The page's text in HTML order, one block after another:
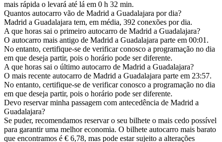
mais rápida o levará até lá em 0 h 32 min.
Quantos autocarro vão de Madrid a Guadalajara por dia?
Madrid a Guadalajara tem, em média, 392 conexões por dia.
A que horas sai o primeiro autocarro de Madrid a Guadalajara?
O autocarro mais antigo de Madrid a Guadalajara parte em 00:01.
No entanto, certifique-se de verificar conosco a programação no dia
em que deseja partir, pois o horário pode ser diferente.
A que horas sai o último autocarro de Madrid a Guadalajara?
O mais recente autocarro de Madrid a Guadalajara parte em 23:57.
No entanto, certifique-se de verificar conosco a programação no dia
em que deseja partir, pois o horário pode ser diferente.
Devo reservar minha passagem com antecedência de Madrid a
Guadalajara?
Se puder, recomendamos reservar o seu bilhete o mais cedo possível
para garantir uma melhor economia. O bilhete autocarro mais barato
que encontramos é € 6,78, mas pode estar sujeito a alterações